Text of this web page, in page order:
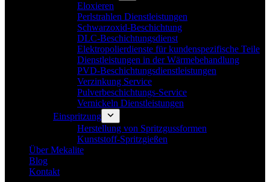
Eloxieren
Perlstrahlen Dienstleistungen
Schwarzoxid-Beschichtung
DLC-Beschichtungsdienst
Elektropolierdienste für kundenspezifische Teile
Dienstleistungen in der Wärmebehandlung
PVD-Beschichtungsdienstleistungen
Verzinkung Service
Pulverbeschichtungs-Service
Vernickeln Dienstleistungen
Einspritzung
Herstellung von Spritzgussformen
Kunststoff-Spritzgießen
Über Mekalite
Blog
Kontakt